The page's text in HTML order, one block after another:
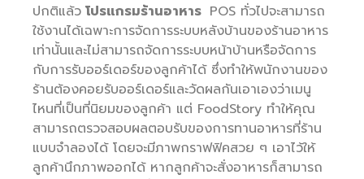
ปกติแล้ว โปรแกรมร้านอาหาร POS ทั่วไปจะสามารถ
ใช้งานได้เฉพาะการจัดการระบบหลังบ้านของร้านอาหาร
เท่านั้นและไม่สามารถจัดการระบบหน้าบ้านหรือจัดการ
กับการรับออร์เดอร์ของลูกค้าได้ ซึ่งทำให้พนักงานของ
ร้านต้องคอยรับออร์เดอร์และวัดผลกันเอาเองว่าเมนู
ไหนที่เป็นที่นิยมของลูกค้า แต่ FoodStory ทำให้คุณ
สามารถตรวจสอบผลตอบรับของการทานอาหารที่ร้าน
แบบจำลองได้ โดยจะมีภาพกราฟฟิคสวย ๆ เอาไว้ให้
ลูกค้านึกภาพออกได้ หากลูกค้าจะสั่งอาหารก็สามารถ